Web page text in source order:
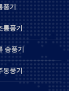
풍기
통풍기
송풍기
통풍기